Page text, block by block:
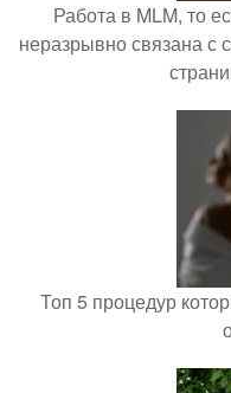
Работа в MLM, то
неразрывно связана с
Топ 5 процедур